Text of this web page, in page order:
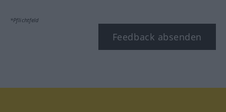
*Pflichtfeld
Feedback absenden